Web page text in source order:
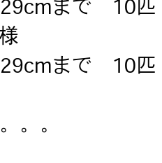
まで 10匹
まで 10匹
。。